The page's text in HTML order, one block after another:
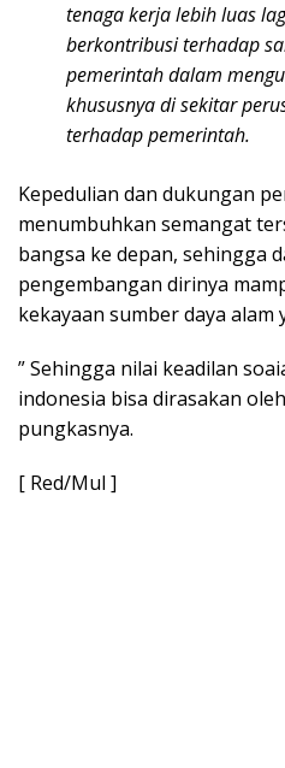
tenaga kerja lebih luas
berkontribusi terhadap
pemerintah dalam
khususnya di sekitar
terhadap pemerintah.
Kepedulian dan dukungan
menumbuhkan semangat
bangsa ke depan, sehingga
pengembangan dirinya
kekayaan sumber daya alam
” Sehingga nilai keadilan
indonesia bisa dirasakan
pungkasnya.
[ Red/Mul ]